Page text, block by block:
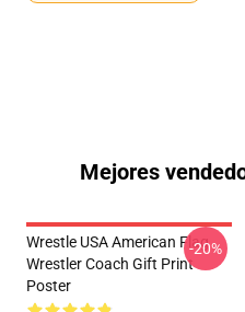
Mejores
Wrestle USA American Flag
Wrestler Coach Gift Print
Poster
-20%